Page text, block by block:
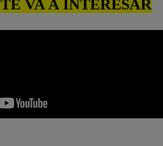
VA A INTERESAR